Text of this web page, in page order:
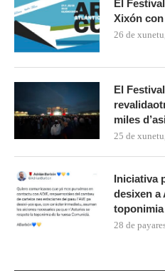
El
Xixón
26 de
El
miles
25 de
Iniciativa
desixen a
28 de